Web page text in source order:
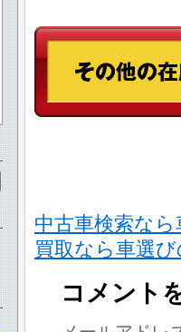
中古車検索な
買取なら車選
コメント